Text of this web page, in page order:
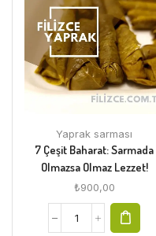
Yaprak sarması
7 Çeşit Baharat: Sarmada
Olmazsa Olmaz Lezzet!
₺900,00